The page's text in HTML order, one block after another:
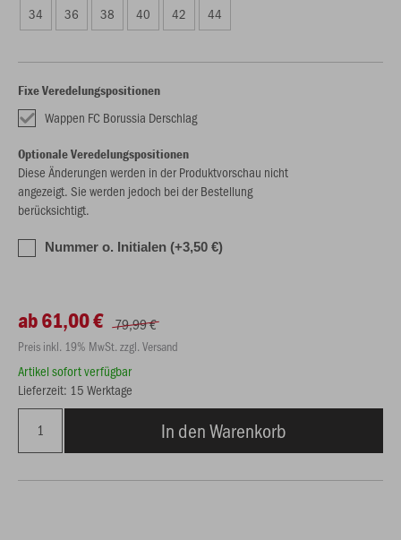
34 36 38 40 42 44
Fixe Veredelungspositionen
Wappen FC Borussia Derschlag
Optionale Veredelungspositionen
Diese Änderungen werden in der Produktvorschau nicht
angezeigt. Sie werden jedoch bei der Bestellung
berücksichtigt.
Nummer o. Initialen (+3,50 €)
ab 61,00 € 79,99 €
Preis inkl. 19% MwSt. zzgl. Versand
Artikel sofort verfügbar
Lieferzeit: 15 Werktage
In den Warenkorb